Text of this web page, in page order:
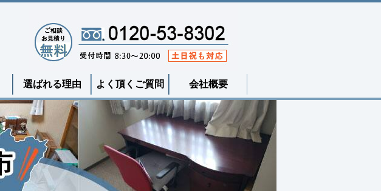
選ばれる理由 よく頂くご質問 会社概要